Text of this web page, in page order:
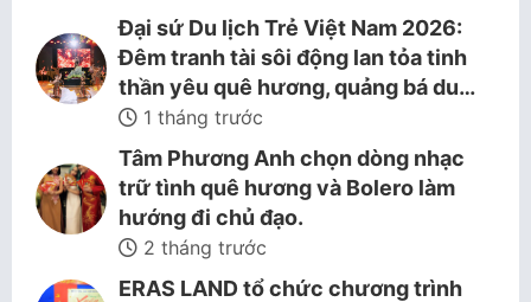
Đại sứ Du lịch Trẻ Việt Nam 2026:
Đêm tranh tài sôi động lan tỏa tinh
thần yêu quê hương, quảng bá du…
1 tháng trước
Tâm Phương Anh chọn dòng nhạc
trữ tình quê hương và Bolero làm
hướng đi chủ đạo.
2 tháng trước
ERAS LAND tổ chức chương trình